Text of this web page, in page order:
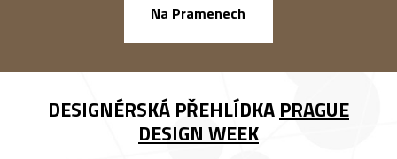
Na Pramenech
DESIGNÉRSKÁ PŘEHLÍDKA PRAGUE
DESIGN WEEK